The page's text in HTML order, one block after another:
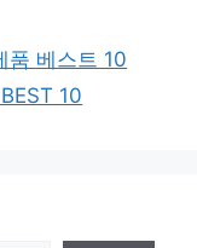
품 베스트 10
10